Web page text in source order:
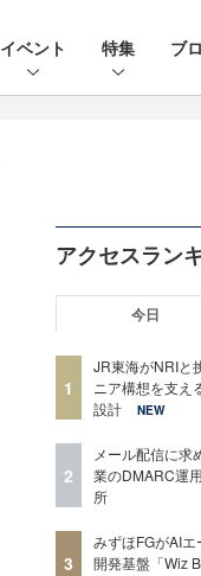
イベント 特集 ブ
アクセスラン
今日
1
JR東海がNRIと
ニア構想を支え
設計
NEW
2
メール配信に求
業のDMARC運
所
3
みずほFGがAI
開発基盤「Wiz